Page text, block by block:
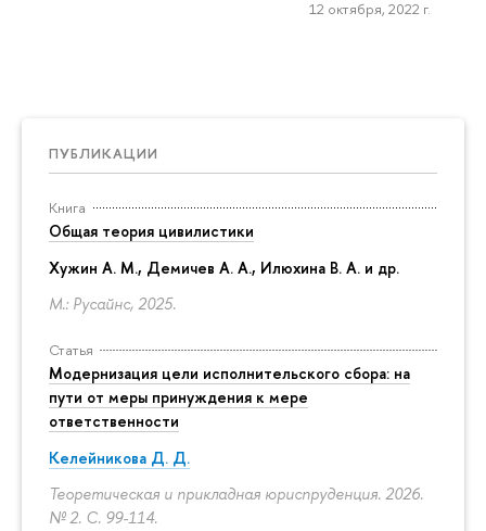
ПУБЛИКАЦИИ
Книга
Общая теория цивилистики
Хужин А. М., Демичев А. А., Илюхина В. А. и др.
М.: Русайнс, 2025.
Статья
Модернизация цели исполнительского сбора: на
пути от меры принуждения к мере
ответственности
Келейникова Д. Д.
Теоретическая и прикладная юриспруденция. 2026.
№ 2. С. 99-114.
12 октября, 2022 г.